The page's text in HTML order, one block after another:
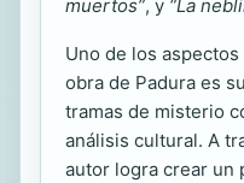
muertos”, y “La
Uno de los
obra de Padura es
tramas de misterio
análisis cultural. A
autor logra crear un